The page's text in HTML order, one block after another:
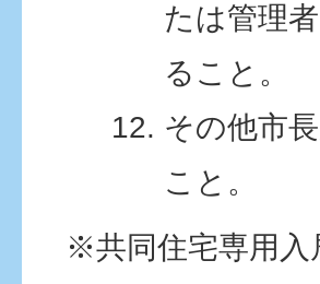
たは管理
ること。
その他市
こと。
※共同住宅専用入